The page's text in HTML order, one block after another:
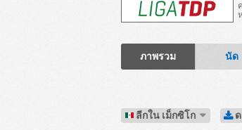
ภาพรวม นัด
ลีกใน เม็กซิโก ด